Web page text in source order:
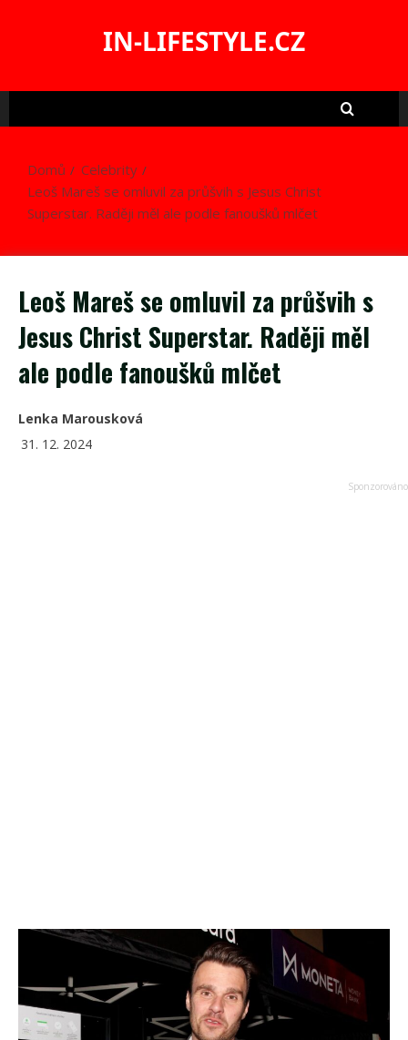
IN-LIFESTYLE.CZ
Domů
Celebrity
Leoš Mareš se omluvil za průšvih s Jesus Christ
Superstar. Raději měl ale podle fanoušků mlčet
Leoš Mareš se omluvil za průšvih s
Jesus Christ Superstar. Raději měl
ale podle fanoušků mlčet
Lenka Marousková
31. 12. 2024